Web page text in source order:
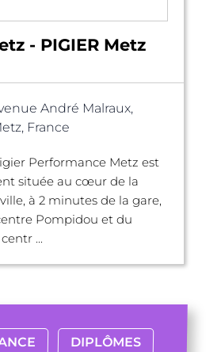
- PIGIER Metz
André Malraux,
France
Performance Metz est
située au cœur de la
à 2 minutes de la gare,
Pompidou et du
...
DIPLÔMES